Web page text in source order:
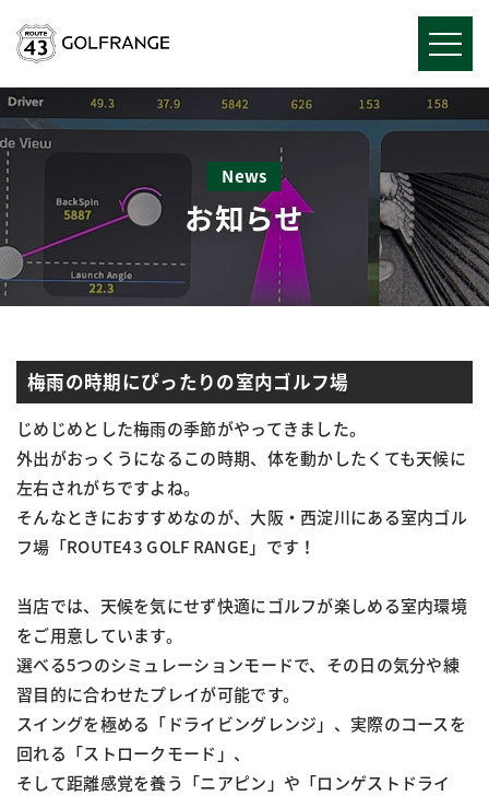
News
お知らせ
梅雨の時期にぴったりの室内ゴルフ場
じめじめとした梅雨の季節がやってきました。
外出がおっくうになるこの時期、体を動かしたくても天候に
左右されがちですよね。
そんなときにおすすめなのが、大阪・西淀川にある室内ゴル
フ場「ROUTE43 GOLF RANGE」です！
当店では、天候を気にせず快適にゴルフが楽しめる室内環境
をご用意しています。
選べる5つのシミュレーションモードで、その日の気分や練
習目的に合わせたプレイが可能です。
スイングを極める「ドライビングレンジ」、実際のコースを
回れる「ストロークモード」、
そして距離感覚を養う「ニアピン」や「ロンゲストドライ